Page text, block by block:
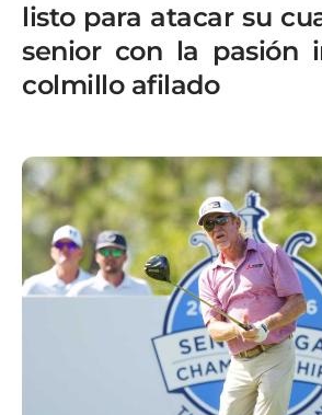
listo para atacar su
senior con la pasión
colmillo afilado